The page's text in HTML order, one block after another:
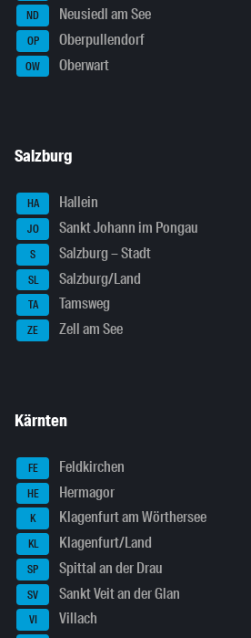
ND Neusiedl am See
OP Oberpullendorf
OW Oberwart
Salzburg
HA Hallein
JO Sankt Johann im Pongau
S Salzburg – Stadt
SL Salzburg/Land
TA Tamsweg
ZE Zell am See
Kärnten
FE Feldkirchen
HE Hermagor
K Klagenfurt am Wörthersee
KL Klagenfurt/Land
SP Spittal an der Drau
SV Sankt Veit an der Glan
VI Villach